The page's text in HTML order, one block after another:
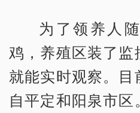
为了领养人
鸡，养殖区装了
就能实时观察。
自平定和阳泉市